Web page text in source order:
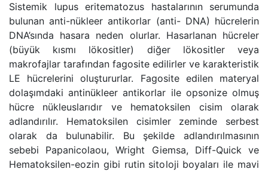
Sistemik lupus eritematozus hastalarının serumunda
bulunan anti-nükleer antikorlar (anti- DNA) hücrelerin
DNA’sında hasara neden olurlar. Hasarlanan hücreler
(büyük kısmı lökositler) diğer lökositler veya
makrofajlar tarafından fagosite edilirler ve karakteristik
LE hücrelerini oluştururlar. Fagosite edilen materyal
dolaşımdaki antinükleer antikorlar ile opsonize olmuş
hücre nükleuslarıdır ve hematoksilen cisim olarak
adlandırılır. Hematoksilen cisimler zeminde serbest
olarak da bulunabilir. Bu şekilde adlandırılmasının
sebebi Papanicolaou, Wright Giemsa, Diff-Quick ve
Hematoksilen-eozin gibi rutin sitoloji boyaları ile mavi